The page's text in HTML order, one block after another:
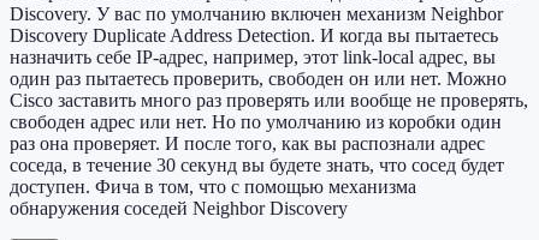
Discovery. У вас по умолчанию включен механизм Neighbor
Discovery Duplicate Address Detection. И когда вы пытаетесь
назначить себе IP-адрес, например, этот link-local адрес, вы
один раз пытаетесь проверить, свободен он или нет. Можно
Cisco заставить много раз проверять или вообще не проверять,
свободен адрес или нет. Но по умолчанию из коробки один
раз она проверяет. И после того, как вы распознали адрес
соседа, в течение 30 секунд вы будете знать, что сосед будет
доступен. Фича в том, что с помощью механизма
обнаружения соседей Neighbor Discovery